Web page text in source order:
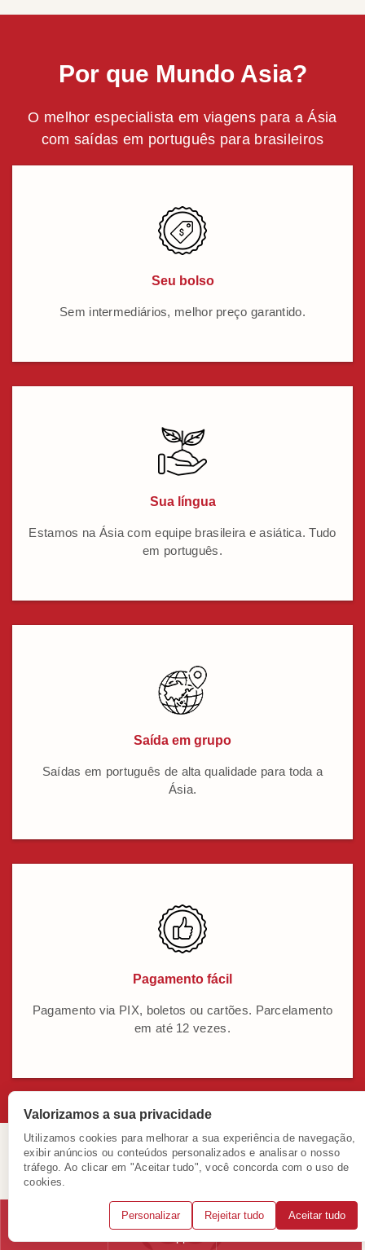
Por que Mundo Asia?
O melhor especialista em viagens para a Ásia
com saídas em português para brasileiros
Seu bolso
Sem intermediários, melhor preço garantido.
Sua língua
Estamos na Ásia com equipe brasileira e asiática. Tudo
em português.
Saída em grupo
Saídas em português de alta qualidade para toda a
Ásia.
Pagamento fácil
Pagamento via PIX, boletos ou cartões. Parcelamento
em até 12 vezes.
Valorizamos a sua privacidade
Utilizamos cookies para melhorar a sua experiência de navegação,
exibir anúncios ou conteúdos personalizados e analisar o nosso
tráfego. Ao clicar em "Aceitar tudo", você concorda com o uso de
cookies.
Personalizar Rejeitar tudo Aceitar tudo